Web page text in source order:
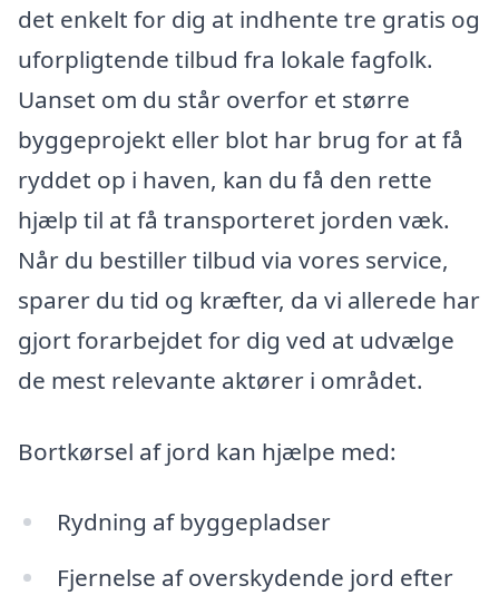
det enkelt for dig at indhente tre gratis og
uforpligtende tilbud fra lokale fagfolk.
Uanset om du står overfor et større
byggeprojekt eller blot har brug for at få
ryddet op i haven, kan du få den rette
hjælp til at få transporteret jorden væk.
Når du bestiller tilbud via vores service,
sparer du tid og kræfter, da vi allerede har
gjort forarbejdet for dig ved at udvælge
de mest relevante aktører i området.
Bortkørsel af jord kan hjælpe med:
Rydning af byggepladser
Fjernelse af overskydende jord efter